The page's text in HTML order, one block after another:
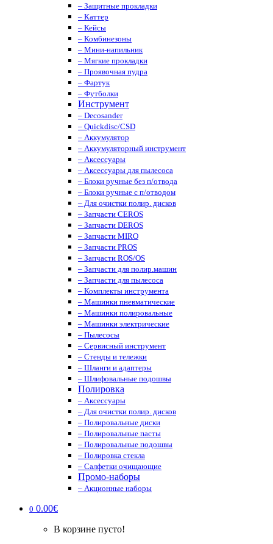
– Защитные прокладки
– Каттер
– Кейсы
– Комбинезоны
– Мини-напильник
– Мягкие прокладки
– Проявочная пудра
– Фартук
– Футболки
Инструмент
– Decosander
– Quickdisc/CSD
– Аккумулятор
– Аккумуляторный инструмент
– Аксессуары
– Аксессуары для пылесоса
– Блоки ручные без п/отвода
– Блоки ручные с п/отводом
– Для очистки полир. дисков
– Запчасти CEROS
– Запчасти DEROS
– Запчасти MIRO
– Запчасти PROS
– Запчасти ROS/OS
– Запчасти для полир.машин
– Запчасти для пылесоса
– Комплекты инструмента
– Машинки пневматические
– Машинки полировальные
– Машинки электрические
– Пылесосы
– Сервисный инструмент
– Стенды и тележки
– Шланги и адаптеры
– Шлифовальные подошвы
Полировка
– Аксессуары
– Для очистки полир. дисков
– Полировальные диски
– Полировальные пасты
– Полировальные подошвы
– Полировка стекла
– Салфетки очищающие
Промо-наборы
– Акционные наборы
0 0.00€
В корзине пусто!